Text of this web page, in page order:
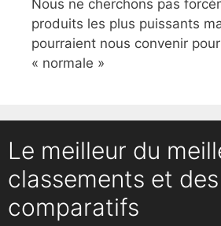
Nous ne cherchons pas
produits les plus puissants
pourraient nous convenir
« normale »
Le meilleur du
classements et des
comparatifs